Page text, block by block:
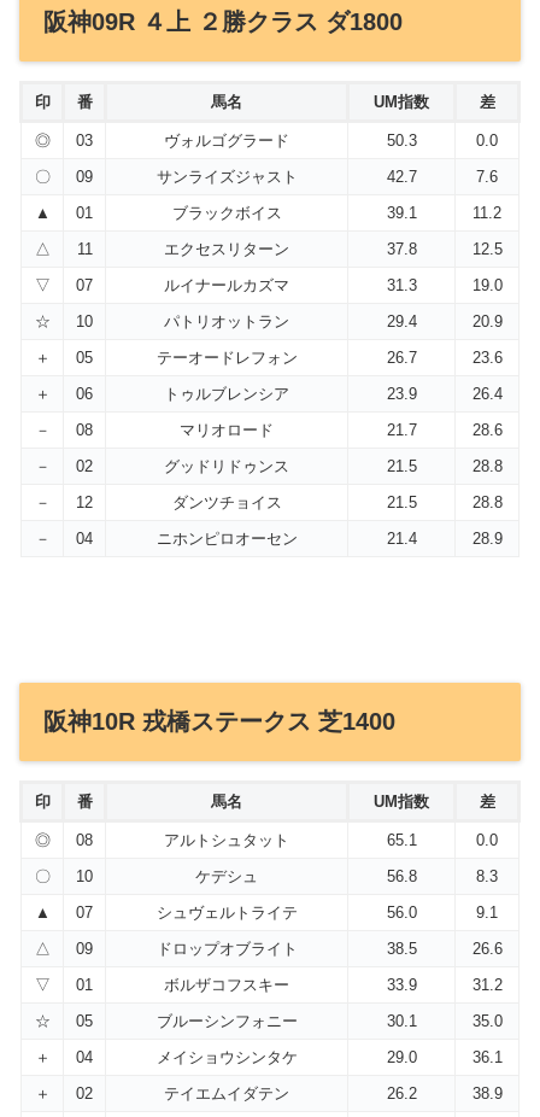
阪神09R ４上 ２勝クラス ダ1800
印 番 馬名 UM指数 差
◎ 03 ヴォルゴグラード 50.3
0.0
〇
09 サンライズジャスト 42.7
7.6
▲
01 ブラックボイス 39.1
11.2
△
11 エクセスリターン 37.8
12.5
▽
07 ルイナールカズマ 31.3
19.0
☆
10 パトリオットラン 29.4
20.9
＋
05 テーオードレフォン 26.7
23.6
＋
06 トゥルブレンシア 23.9
26.4
－
08 マリオロード 21.7
28.6
－
02 グッドリドゥンス 21.5
28.8
－
12 ダンツチョイス 21.5
28.8
－
04 ニホンピロオーセン 21.4 28.9
阪神10R 戎橋ステークス 芝1400
印 番 馬名 UM指数 差
◎ 08 アルトシュタット 65.1
0.0
〇
10 ケデシュ 56.8
8.3
▲
07 シュヴェルトライテ 56.0
9.1
△
09 ドロップオブライト 38.5
26.6
▽
01 ボルザコフスキー 33.9
31.2
☆
05 ブルーシンフォニー 30.1
35.0
＋
04 メイショウシンタケ 29.0
36.1
＋
02 テイエムイダテン 26.2
38.9